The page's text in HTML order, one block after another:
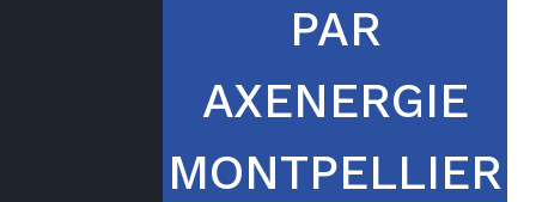
PAR
AXENERGIE
MONTPELLIER